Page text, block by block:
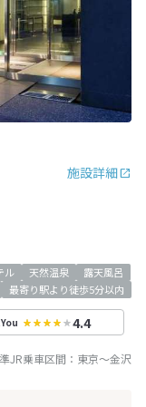
施設詳細
ル 天然温泉
露天風呂
最寄り駅より徒歩5分以内
4.4
JR乗車区間： 東京～金沢